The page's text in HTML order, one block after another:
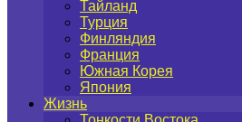
Тайланд
Турция
Финляндия
Франция
Южная Корея
Япония
Жизнь